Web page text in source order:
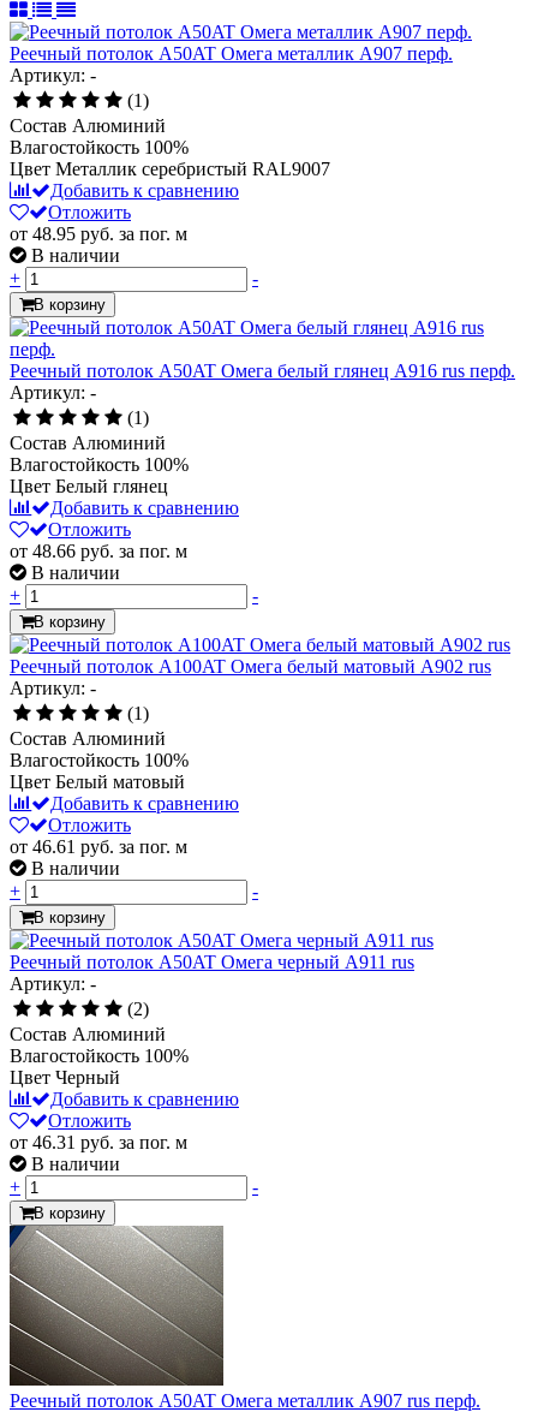
Реечный потолок A50AT Омега металлик А907 перф.
Артикул: -
(1)
Состав Алюминий
Влагостойкость 100%
Цвет Металлик серебристый RAL9007
Добавить к сравнению
Отложить
от 48.95 руб. за пог. м
В наличии
+
-
В корзину
Реечный потолок A50AT Омега белый глянец А916 rus перф.
Артикул: -
(1)
Состав Алюминий
Влагостойкость 100%
Цвет Белый глянец
Добавить к сравнению
Отложить
от 48.66 руб. за пог. м
В наличии
+
-
В корзину
Реечный потолок A100AT Омега белый матовый A902 rus
Артикул: -
(1)
Состав Алюминий
Влагостойкость 100%
Цвет Белый матовый
Добавить к сравнению
Отложить
от 46.61 руб. за пог. м
В наличии
+
-
В корзину
Реечный потолок A50AT Омега черный А911 rus
Артикул: -
(2)
Состав Алюминий
Влагостойкость 100%
Цвет Черный
Добавить к сравнению
Отложить
от 46.31 руб. за пог. м
В наличии
+
-
В корзину
Реечный потолок A50AT Омега металлик А907 rus перф.